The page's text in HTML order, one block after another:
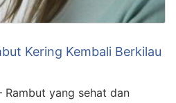
Kering Kembali Berkilau
yang sehat dan